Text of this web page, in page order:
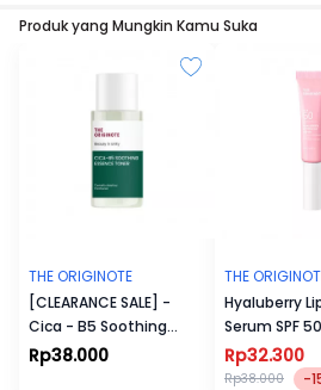
Produk yang Mungkin Kamu Suka
THE ORIGINOTE
[CLEARANCE SALE] -
Cica - B5 Soothing
Essence Toner
Rp38.000
THE
Hyaluberry
Serum SPF
Rp32.300
Rp38.000 -